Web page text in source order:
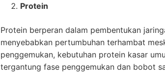
Protein
Protein berperan dalam pembentukan
menyebabkan pertumbuhan terhambat
penggemukan, kebutuhan protein kasar
tergantung fase penggemukan dan bobot